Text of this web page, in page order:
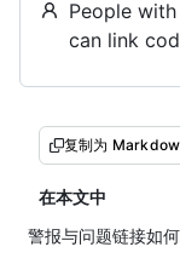
People
can link
复制为
在本文中
警报与问题链接如